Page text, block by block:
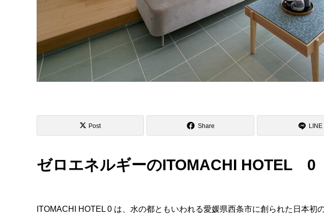
Post Share LINE
ゼロエネルギーのITOMACHI HOTEL 0
ITOMACHI HOTEL 0 は、水の都ともいわれる愛媛県西条市に創られた日本初